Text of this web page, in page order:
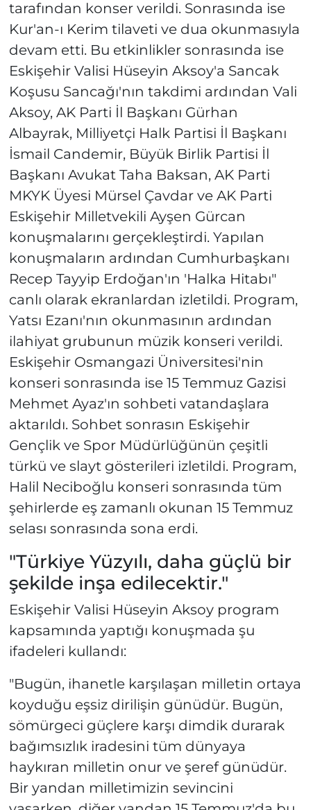
tarafından konser verildi. Sonrasında ise
Kur'an-ı Kerim tilaveti ve dua okunmasıyla
devam etti. Bu etkinlikler sonrasında ise
Eskişehir Valisi Hüseyin Aksoy'a Sancak
Koşusu Sancağı'nın takdimi ardından Vali
Aksoy, AK Parti İl Başkanı Gürhan
Albayrak, Milliyetçi Halk Partisi İl Başkanı
İsmail Candemir, Büyük Birlik Partisi İl
Başkanı Avukat Taha Baksan, AK Parti
MKYK Üyesi Mürsel Çavdar ve AK Parti
Eskişehir Milletvekili Ayşen Gürcan
konuşmalarını gerçekleştirdi. Yapılan
konuşmaların ardından Cumhurbaşkanı
Recep Tayyip Erdoğan'ın 'Halka Hitabı"
canlı olarak ekranlardan izletildi. Program,
Yatsı Ezanı'nın okunmasının ardından
ilahiyat grubunun müzik konseri verildi.
Eskişehir Osmangazi Üniversitesi'nin
konseri sonrasında ise 15 Temmuz Gazisi
Mehmet Ayaz'ın sohbeti vatandaşlara
aktarıldı. Sohbet sonrasın Eskişehir
Gençlik ve Spor Müdürlüğünün çeşitli
türkü ve slayt gösterileri izletildi. Program,
Halil Neciboğlu konseri sonrasında tüm
şehirlerde eş zamanlı okunan 15 Temmuz
selası sonrasında sona erdi.
"Türkiye Yüzyılı, daha güçlü bir
şekilde inşa edilecektir."
Eskişehir Valisi Hüseyin Aksoy program
kapsamında yaptığı konuşmada şu
ifadeleri kullandı:
"Bugün, ihanetle karşılaşan milletin ortaya
koyduğu eşsiz dirilişin günüdür. Bugün,
sömürgeci güçlere karşı dimdik durarak
bağımsızlık iradesini tüm dünyaya
haykıran milletin onur ve şeref günüdür.
Bir yandan milletimizin sevincini